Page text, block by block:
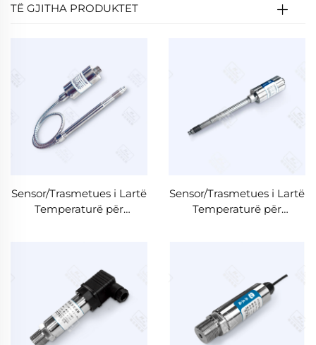
TË GJITHA PRODUKTET
Sensor/Trasmetues i Lartë
Temperaturë për
Sensor/Trasmetues i Lartë
Temperaturë për